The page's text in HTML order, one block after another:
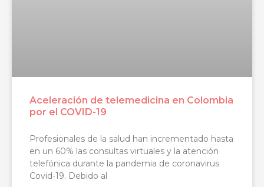
Aceleración de telemedicina en Colombia
por el COVID-19
Profesionales de la salud han incrementado hasta
en un 60% las consultas virtuales y la atención
telefónica durante la pandemia de coronavirus
Covid-19. Debido al